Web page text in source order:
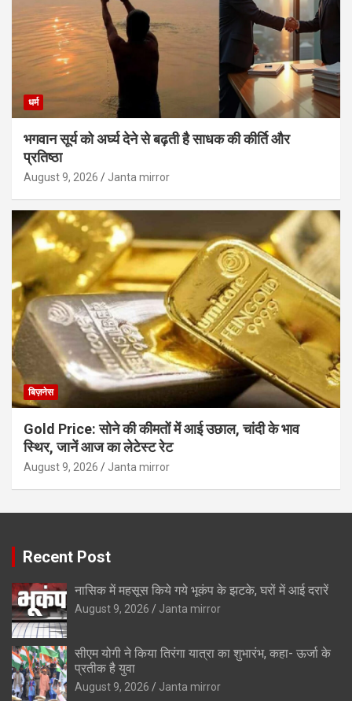
धर्म
भगवान सूर्य को अर्घ्य देने से बढ़ती है साधक की कीर्ति और
प्रतिष्ठा
August 9, 2026 Janta mirror
बिज़नेस
Gold Price: सोने की कीमतों में आई उछाल, चांदी के भाव
स्थिर, जानें आज का लेटेस्ट रेट
August 9, 2026 Janta mirror
Recent Post
नासिक में महसूस किये गये भूकंप के झटके, घरों में आई दरारें
August 9, 2026 Janta mirror
सीएम योगी ने किया तिरंगा यात्रा का शुभारंभ, कहा- ऊर्जा के
प्रतीक है युवा
August 9, 2026 Janta mirror